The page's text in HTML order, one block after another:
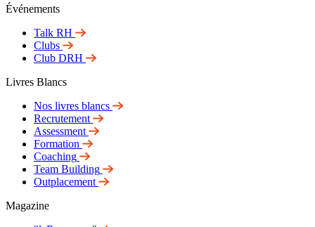
Événements
Talk RH
Clubs
Club DRH
Livres Blancs
Nos livres blancs
Recrutement
Assessment
Formation
Coaching
Team Building
Outplacement
Magazine